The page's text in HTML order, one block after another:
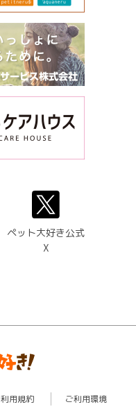
ペット大好き公式
X
利用規約
ご利用環境